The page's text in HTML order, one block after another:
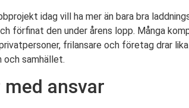
idag vill ha mer än bara bra
förfinat den under årens lopp. Många
frilansare och företag drar
samhället.
ansvar